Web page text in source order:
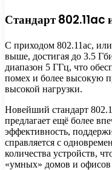
Стандарт 802.11ac
С приходом 802.11ac,
выше, достигая до 3.5
диапазон 5 ГГц, что
помех и более высокую
высокой нагрузки.
Новейший стандарт
предлагает ещё более
эффективность,
справляется с
количества устройств,
«умных» домов и